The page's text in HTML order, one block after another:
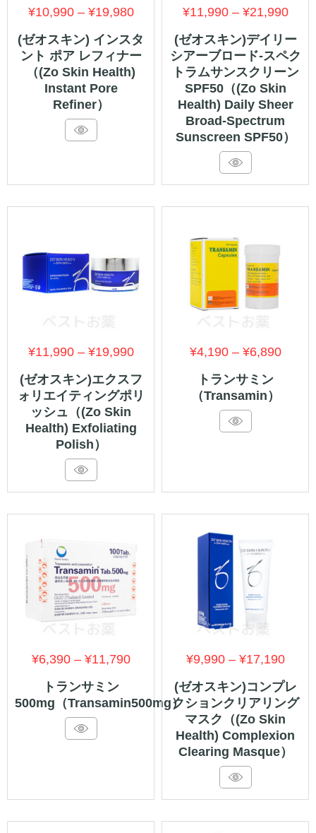
(ゼオスキン) インスタ
ント ポア レフィナー
（(Zo Skin Health)
Instant Pore
Refiner）
¥10,990 –¥19,980価
格
帯:
¥10,990
(ゼオスキン)デイリー
シアーブロード-スペク
トラムサンスクリーン
SPF50（(Zo Skin
Health) Daily Sheer
Broad-Spectrum
Sunscreen SPF50）
¥11,990 –¥21,990価
格
帯:
–
(ゼオスキン)エクスフ
ォリエイティングポリ
ッシュ（(Zo Skin
Health) Exfoliating
Polish）
¥11,990 –¥19,990価
格
帯:
–
トランサミン
（Transamin）
¥4,190 –¥6,890価
トランサミン
500mg（Transamin500mg）
¥6,390 –¥11,790価
帯:
(ゼオスキン)コンプレ
クションクリアリング
マスク（(Zo Skin
Health) Complexion
Clearing Masque）
¥9,990 –¥17,190価
格
帯:
–